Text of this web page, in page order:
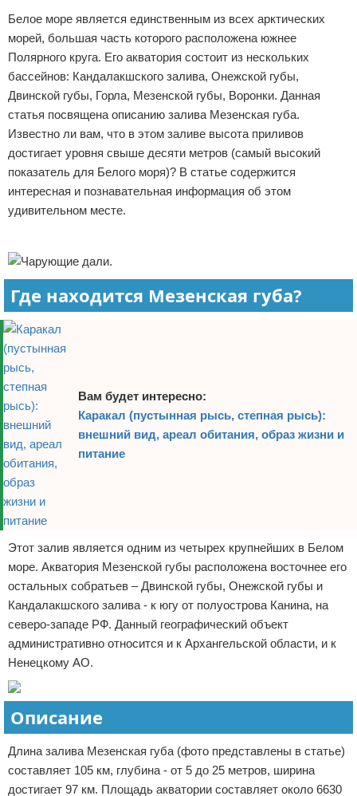
Экономика
Разное
Отказ от ответственности
Белое море является единственным из всех арктических
морей, большая часть которого расположена южнее
Полярного круга. Его акватория состоит из нескольких
бассейнов: Кандалакшского залива, Онежской губы,
Двинской губы, Горла, Мезенской губы, Воронки. Данная
статья посвящена описанию залива Мезенская губа.
Известно ли вам, что в этом заливе высота приливов
достигает уровня свыше десяти метров (самый высокий
показатель для Белого моря)? В статье содержится
интересная и познавательная информация об этом
удивительном месте.
Где находится Мезенская губа?
Вам будет интересно:
Каракал (пустынная рысь, степная рысь):
внешний вид, ареал обитания, образ жизни и
питание
Этот залив является одним из четырех крупнейших в Белом
море. Акватория Мезенской губы расположена восточнее его
остальных собратьев – Двинской губы, Онежской губы и
Кандалакшского залива - к югу от полуострова Канина, на
северо-западе РФ. Данный географический объект
административно относится и к Архангельской области, и к
Ненецкому АО.
Описание
Длина залива Мезенская губа (фото представлены в статье)
составляет 105 км, глубина - от 5 до 25 метров, ширина
достигает 97 км. Площадь акватории составляет около 6630